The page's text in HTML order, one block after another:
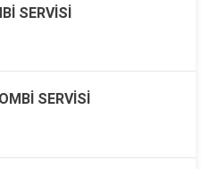
SERVISI
SERVISI